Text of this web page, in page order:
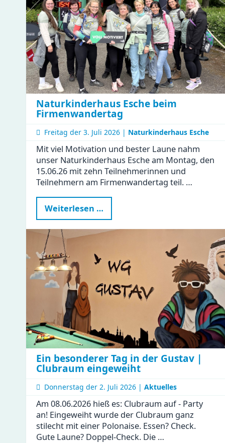
Naturkinderhaus Esche beim
Firmenwandertag
Freitag der 3. Juli 2026 | Naturkinderhaus Esche
Mit viel Motivation und bester Laune nahm
unser Naturkinderhaus Esche am Montag, den
15.06.26 mit zehn Teilnehmerinnen und
Teilnehmern am Firmenwandertag teil. …
Weiterlesen …
Esche
beim
Ein besonderer Tag in der Gustav |
Clubraum eingeweiht
Donnerstag der 2. Juli 2026 | Aktuelles
Am 08.06.2026 hieß es: Clubraum auf - Party
an! Eingeweiht wurde der Clubraum ganz
stilecht mit einer Polonaise. Essen? Check.
Gute Laune? Doppel-Check. Die …